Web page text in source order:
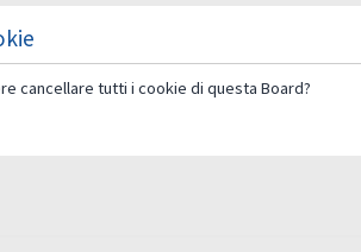
cancellare tutti i cookie di questa Board?